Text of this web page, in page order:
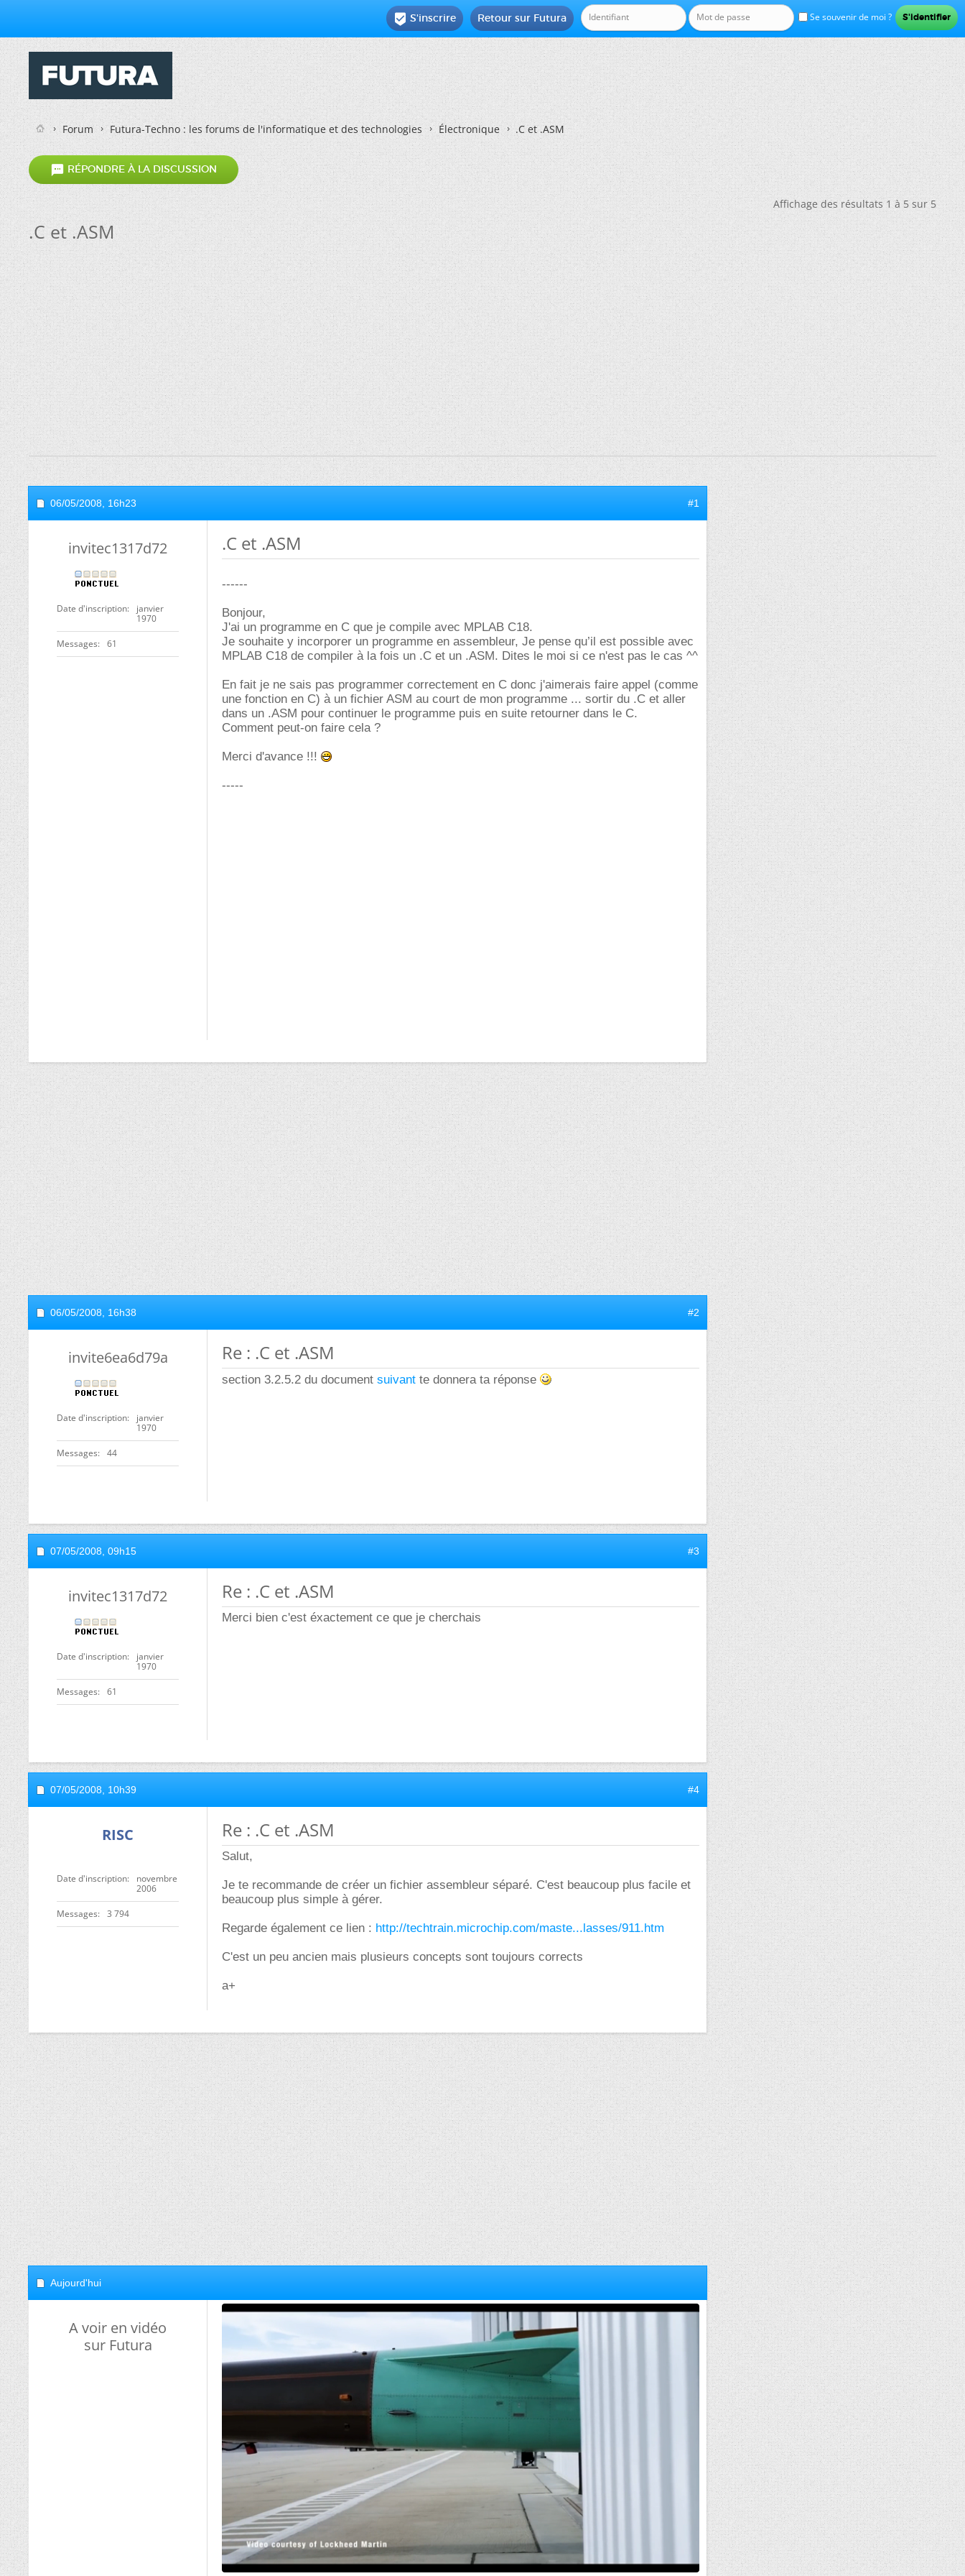
Se souvenir de moi ?
Retour sur Futura
 S'inscrire
Forum Futura-Techno : les forums de l'informatique et des technologies Électronique .C et .ASM
 RÉPONDRE À LA DISCUSSION
Affichage des résultats 1 à 5 sur 5
.C et .ASM
06/05/2008, 16h23 #1
invitec1317d72
Date d'inscription
janvier
1970
Messages 61
.C et .ASM
------
Bonjour,
J'ai un programme en C que je compile avec MPLAB C18.
Je souhaite y incorporer un programme en assembleur, Je pense qu’il est possible avec
MPLAB C18 de compiler à la fois un .C et un .ASM. Dites le moi si ce n'est pas le cas ^^
En fait je ne sais pas programmer correctement en C donc j'aimerais faire appel (comme
une fonction en C) à un fichier ASM au court de mon programme ... sortir du .C et aller
dans un .ASM pour continuer le programme puis en suite retourner dans le C.
Comment peut-on faire cela ?
Merci d'avance !!!
-----
06/05/2008, 16h38 #2
invite6ea6d79a
Date d'inscription
janvier
1970
Messages 44
Re : .C et .ASM
section 3.2.5.2 du document suivant te donnera ta réponse
07/05/2008, 09h15 #3
invitec1317d72
Date d'inscription
janvier
1970
Messages 61
Re : .C et .ASM
Merci bien c'est éxactement ce que je cherchais
07/05/2008, 10h39 #4
RISC
Date d'inscription
novembre
2006
Messages 3 794
Re : .C et .ASM
Salut,
Je te recommande de créer un fichier assembleur séparé. C'est beaucoup plus facile et
beaucoup plus simple à gérer.
Regarde également ce lien : http://techtrain.microchip.com/maste...lasses/911.htm
C'est un peu ancien mais plusieurs concepts sont toujours corrects
a+
Aujourd'hui
A voir en vidéo
sur Futura